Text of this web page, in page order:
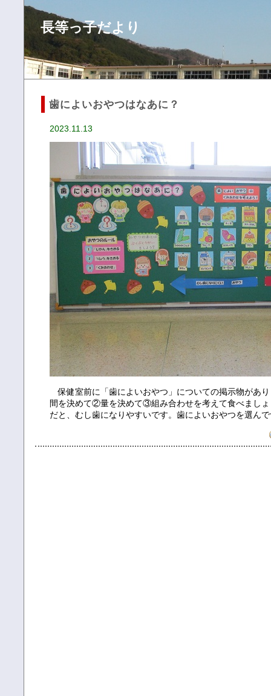
長等っ子だより
歯によいおやつはなあに？
2023.11.13
保健室前に「歯によいおやつ」についての掲示物があ
間を決めて②量を決めて③組み合わせを考えて食べまし
だと、むし歯になりやすいです。歯によいおやつを選ん